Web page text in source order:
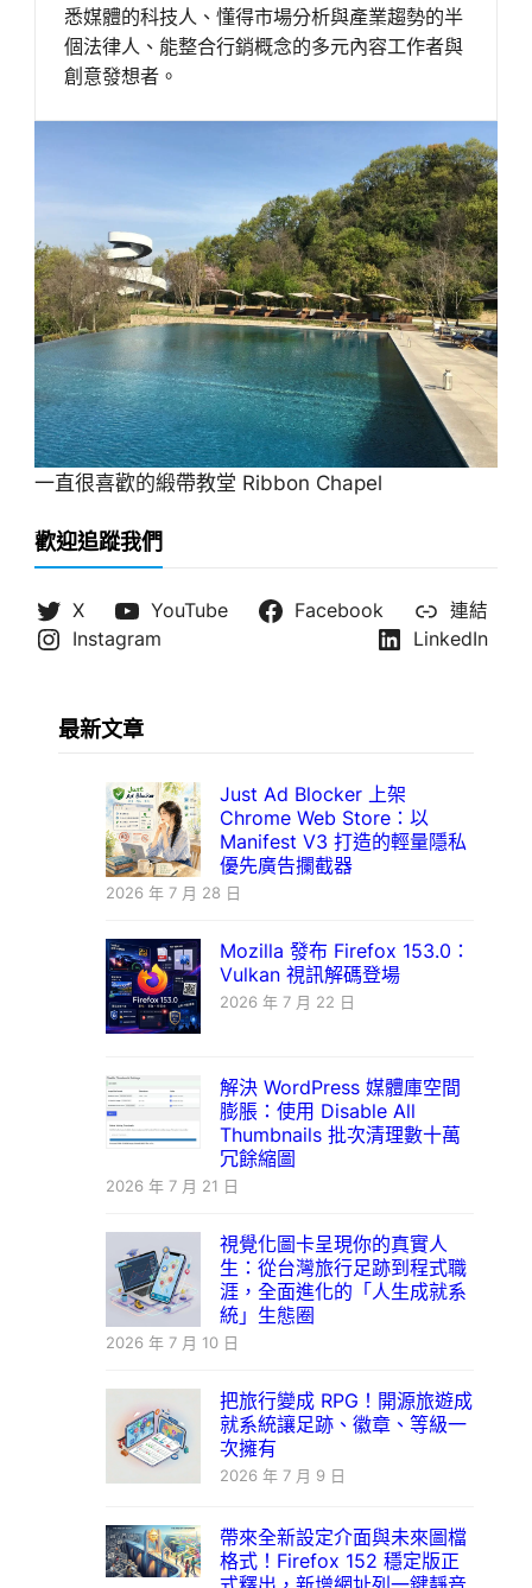
悉媒體的科技人、懂得市場分析與產業趨勢的半
個法律人、能整合行銷概念的多元內容工作者與
創意發想者。
一直很喜歡的緞帶教堂 Ribbon Chapel
歡迎追蹤我們
X YouTube Facebook
連結
Instagram
LinkedIn
最新文章
Just Ad Blocker 上架
Chrome Web Store：以
Manifest V3 打造的輕量隱私
優先廣告攔截器
2026 年 7 月 28 日
Mozilla 發布 Firefox 153.0：
Vulkan 視訊解碼登場
2026 年 7 月 22 日
解決 WordPress 媒體庫空間
膨脹：使用 Disable All
Thumbnails 批次清理數十萬
冗餘縮圖
2026 年 7 月 21 日
視覺化圖卡呈現你的真實人
生：從台灣旅行足跡到程式職
涯，全面進化的「人生成就系
統」生態圈
2026 年 7 月 10 日
把旅行變成 RPG！開源旅遊成
就系統讓足跡、徽章、等級一
次擁有
2026 年 7 月 9 日
帶來全新設定介面與未來圖檔
格式！Firefox 152 穩定版正